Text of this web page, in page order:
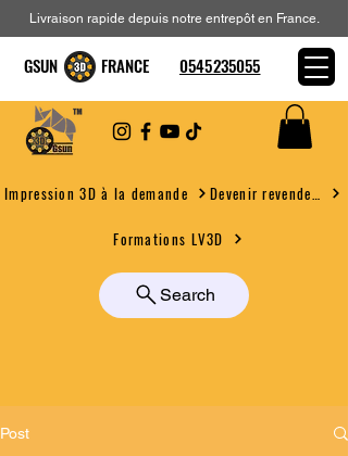
Impression 3D à la demande
Formations LV3D
Search
Livraison rapide depuis notre entrepôt en France.
GSUN FRANCE 0545235055
Post